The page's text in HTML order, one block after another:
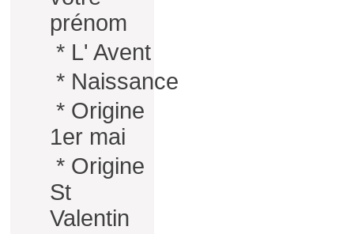
prénom
* L' Avent
* Naissance
* Origine
1er mai
* Origine
St
Valentin